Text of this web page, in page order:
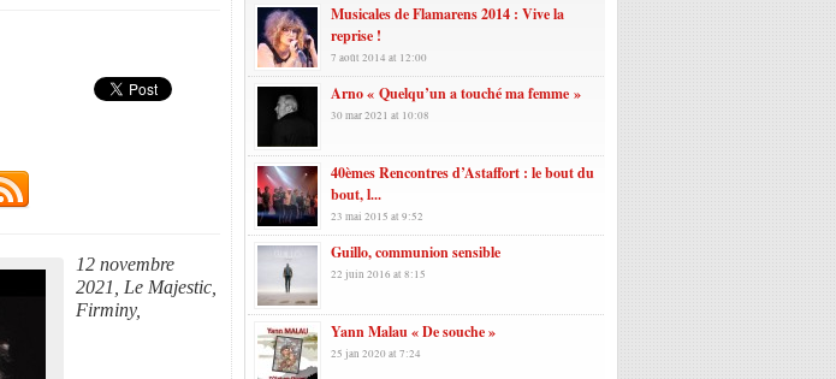
12 novembre
2021, Le Majestic,
Firminy,
Musicales de Flamarens 2014 : Vive la
reprise !
7 août 2014 at 12:00
Arno « Quelqu’un a touché ma femme »
30 mar 2021 at 10:08
40èmes Rencontres d’Astaffort : le bout du
bout, l...
23 mai 2015 at 9:52
Guillo, communion sensible
22 juin 2016 at 8:15
Yann Malau « De souche »
25 jan 2020 at 7:24